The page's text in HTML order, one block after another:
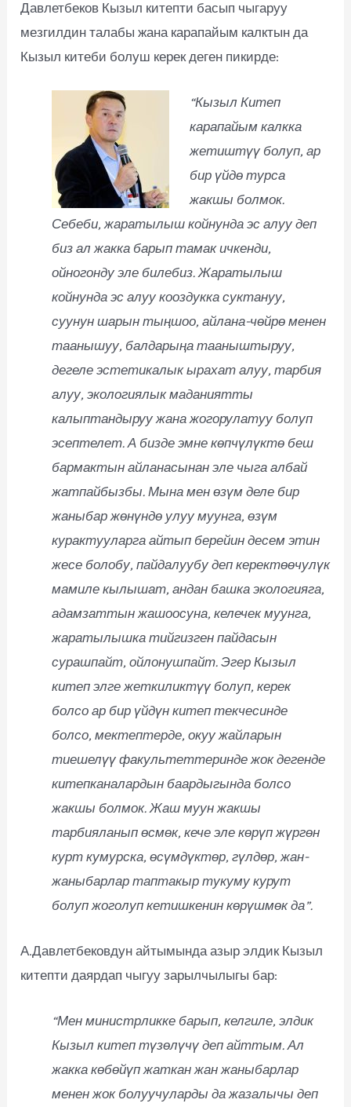
Давлетбеков Кызыл китепти басып чыгаруу
мезгилдин талабы жана карапайым калктын да
Кызыл китеби болуш керек деген пикирде:
“Кызыл Китеп
карапайым калкка
жетиштүү болуп, ар
бир үйдө турса
жакшы болмок.
Себеби, жаратылыш койнунда эс алуу деп
биз ал жакка барып тамак ичкенди,
ойногонду эле билебиз. Жаратылыш
койнунда эс алуу кооздукка суктануу,
суунун шарын тыңшоо, айлана-чөйрө менен
таанышуу, балдарыңа тааныштыруу,
дегеле эстетикалык ырахат алуу, тарбия
алуу, экологиялык маданиятты
калыптандыруу жана жогорулатуу болуп
эсептелет. А бизде эмне көпчүлүктө беш
бармактын айланасынан эле чыга албай
жатпайбызбы. Мына мен өзүм деле бир
жаныбар жөнүндө улуу муунга, өзүм
курактууларга айтып берейин десем этин
жесе болобу, пайдалуубу деп керектөөчулүк
мамиле кылышат, андан башка экологияга,
адамзаттын жашоосуна, келечек муунга,
жаратылышка тийгизген пайдасын
сурашпайт, ойлонушпайт. Эгер Кызыл
китеп элге жеткиликтүү болуп, керек
болсо ар бир үйдүн китеп текчесинде
болсо, мектептерде, окуу жайларын
тиешелүү факультеттеринде жок дегенде
китепканалардын баардыгында болсо
жакшы болмок. Жаш муун жакшы
тарбияланып өсмөк, кече эле көрүп жүргөн
курт кумурска, өсүмдүктөр, гүлдөр, жан-
жаныбарлар таптакыр тукуму курут
болуп жоголуп кетишкенин көрүшмөк да”.
А.Давлетбековдун айтымында азыр элдик Кызыл
китепти даярдап чыгуу зарылчылыгы бар:
“Мен министрликке барып, келгиле, элдик
Кызыл китеп түзөлүчү деп айттым. Ал
жакка көбөйүп жаткан жан жаныбарлар
менен жок болуучуларды да жазалычы деп